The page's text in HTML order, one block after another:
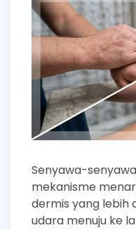
Senyawa-
mekanisme
dermis yang lebih
udara menuju ke